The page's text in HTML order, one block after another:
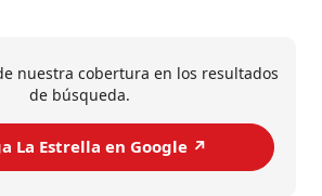
nuestra cobertura en los resultados
de búsqueda.
La Estrella en Google ↗️